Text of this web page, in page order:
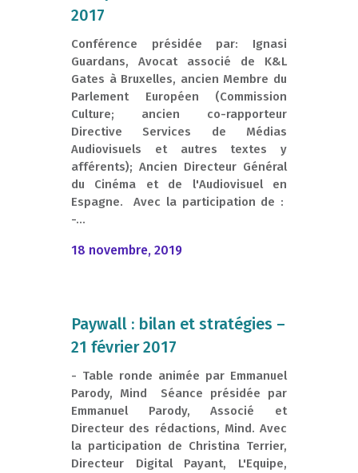
2017
Conférence présidée par: Ignasi
Guardans, Avocat associé de K&L
Gates à Bruxelles, ancien Membre du
Parlement Européen (Commission
Culture; ancien co-rapporteur
Directive Services de Médias
Audiovisuels et autres textes y
afférents); Ancien Directeur Général
du Cinéma et de l'Audiovisuel en
Espagne. Avec la participation de :
-...
18 novembre, 2019
Paywall : bilan et stratégies –
21 février 2017
- Table ronde animée par Emmanuel
Parody, Mind Séance présidée par
Emmanuel Parody, Associé et
Directeur des rédactions, Mind. Avec
la participation de Christina Terrier,
Directeur Digital Payant, L'Equipe,